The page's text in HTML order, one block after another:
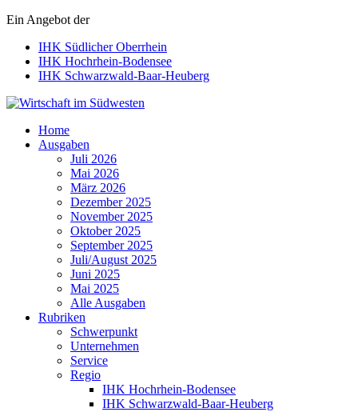
Ein Angebot der
IHK Südlicher Oberrhein
IHK Hochrhein-Bodensee
IHK Schwarzwald-Baar-Heuberg
Wirtschaft im Südwesten
Home
Ausgaben
Juli 2026
Mai 2026
März 2026
Dezember 2025
November 2025
Oktober 2025
September 2025
Juli/August 2025
Juni 2025
Mai 2025
Alle Ausgaben
Rubriken
Schwerpunkt
Unternehmen
Service
Regio
IHK Hochrhein-Bodensee
IHK Schwarzwald-Baar-Heuberg